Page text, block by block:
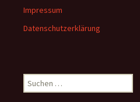
Impressum
Datenschutzerklärung
Suchen
nach: